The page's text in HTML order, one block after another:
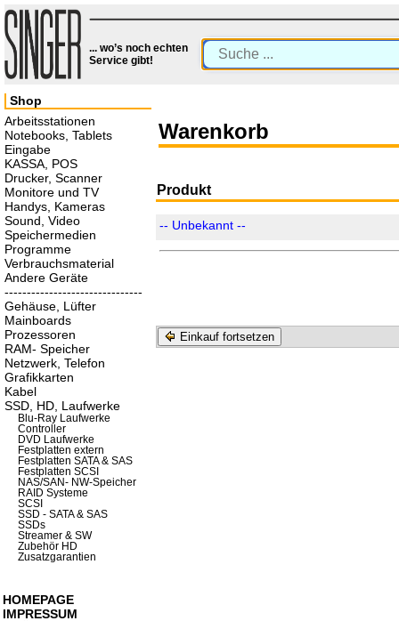
... wo’s noch echten
Service gibt!
Warenkorb
Produkt
-- Unbekannt --
Einkauf fortsetzen
Shop
Arbeitsstationen
Notebooks, Tablets
Eingabe
KASSA, POS
Drucker, Scanner
Monitore und TV
Handys, Kameras
Sound, Video
Speichermedien
Programme
Verbrauchsmaterial
Andere Geräte
-------------------------------
Gehäuse, Lüfter
Mainboards
Prozessoren
RAM- Speicher
Netzwerk, Telefon
Grafikkarten
Kabel
SSD, HD, Laufwerke
Blu-Ray Laufwerke
Controller
DVD Laufwerke
Festplatten extern
Festplatten SATA & SAS
Festplatten SCSI
NAS/SAN- NW-Speicher
RAID Systeme
SCSI
SSD - SATA & SAS
SSDs
Streamer & SW
Zubehör HD
Zusatzgarantien
HOMEPAGE
IMPRESSUM